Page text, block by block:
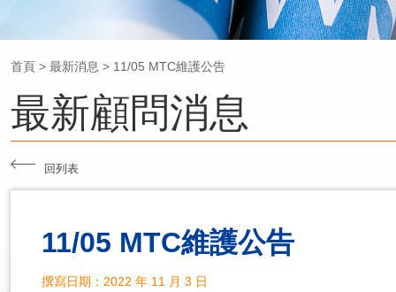
首頁 > 最新消息 > 11/05 MTC維護公告
最新顧問消息
回列表
11/05 MTC維護公告
撰寫日期：2022 年 11 月 3 日